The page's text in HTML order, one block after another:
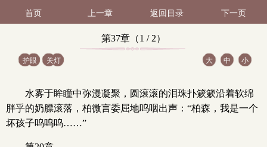
首页 上一章 返回目录 下一页
第37章（1 / 2）
护眼 关灯 大 中 小
水雾于眸瞳中弥漫凝聚，圆滚滚的泪珠扑簌簌沿着软绵
胖乎的奶膘滚落，柏微言委屈地呜咽出声：“柏森，我是一个
坏孩子呜呜呜……”